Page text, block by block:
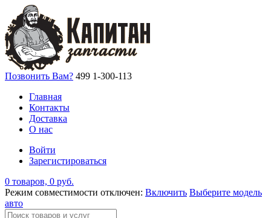
Позвонить Вам? 499 1-300-113
Главная
Контакты
Доставка
О нас
Войти
Зарегистироваться
0 товаров, 0 руб.
Режим совместимости отключен: Включить Выберите модель
авто